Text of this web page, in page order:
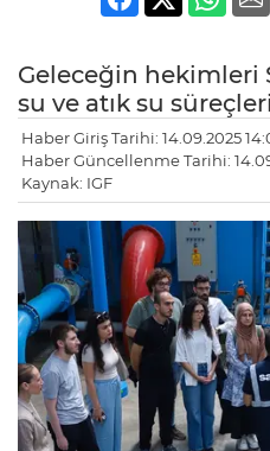
Geleceğin hekimleri
su ve atık su
Haber Giriş Tarihi: 14.09.2025
Haber Güncellenme Tarihi:
Kaynak: IGF